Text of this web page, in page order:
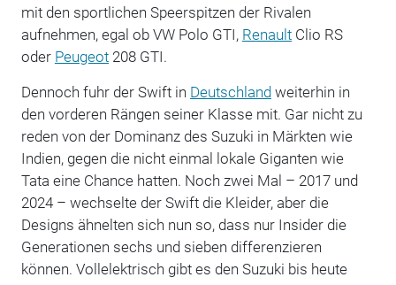
mit den sportlichen Speerspitzen der Rivalen
aufnehmen, egal ob VW Polo GTI, RenaultClio RS
oder Peugeot208 GTI.
Dennoch fuhr der Swift in Deutschlandweiterhin in
den vorderen Rängen seiner Klasse mit. Gar nicht zu
reden von der Dominanz des Suzuki in Märkten wie
Indien, gegen die nicht einmal lokale Giganten wie
Tata eine Chance hatten. Noch zwei Mal – 2017 und
2024 – wechselte der Swift die Kleider, aber die
Designs ähnelten sich nun so, dass nur Insider die
Generationen sechs und sieben differenzieren
können. Vollelektrisch gibt es den Suzuki bis heute